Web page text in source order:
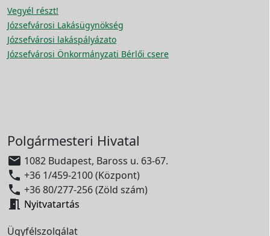
Vegyél részt!
Józsefvárosi Lakásügynökség
Józsefvárosi lakáspályázato
Józsefvárosi Önkormányzati Bérlői csere
Polgármesteri Hivatal
 1082 Budapest, Baross u. 63-67.
 +36 1/459-2100 (Központ)
 +36 80/277-256 (Zöld szám)
 Nyitvatartás
Ügyfélszolgálat